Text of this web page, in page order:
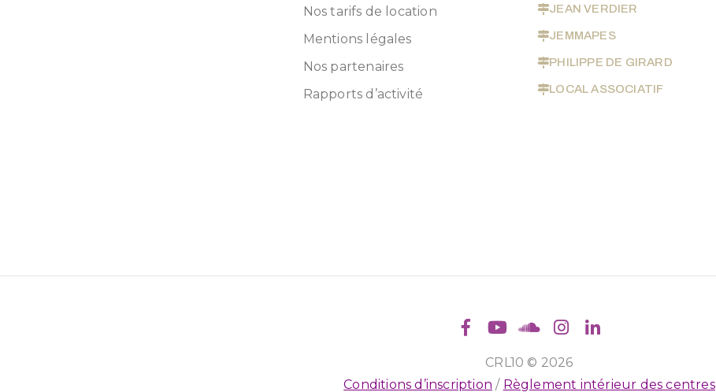
Nos tarifs de location
Mentions légales
Nos partenaires
Rapports d’activité
JEAN VERDIER
JEMMAPES
PHILIPPE DE GIRARD
LOCAL ASSOCIATIF
CRL10 © 2026
Conditions d’inscription / Règlement intérieur des centres